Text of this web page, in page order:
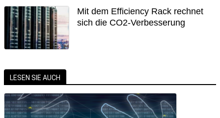
Mit dem Efficiency Rack rechnet
sich die CO2-Verbesserung
LESEN SIE AUCH